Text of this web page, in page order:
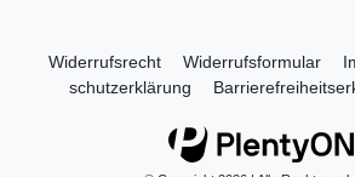
Widerrufs­recht Widerrufs­formular
schutz­erklärung